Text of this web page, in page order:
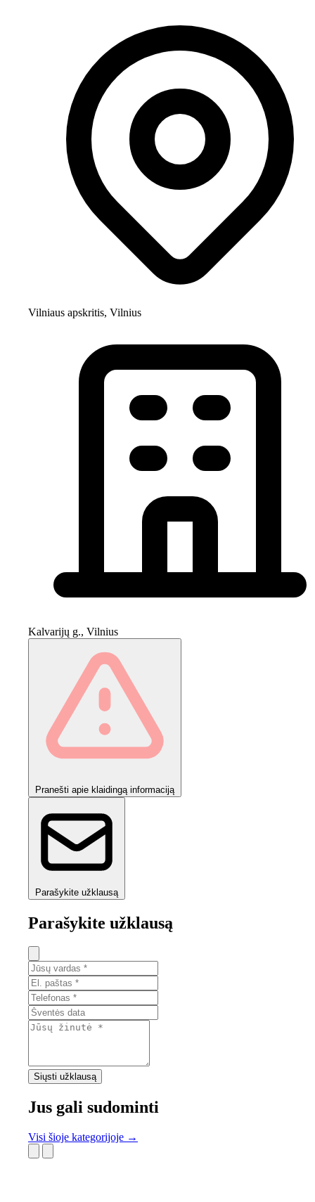
Vilniaus apskritis, Vilnius
Kalvarijų g., Vilnius
Pranešti apie klaidingą informaciją
Parašykite užklausą
Parašykite užklausą
Siųsti užklausą
Jus gali sudominti
Visi šioje kategorijoje →